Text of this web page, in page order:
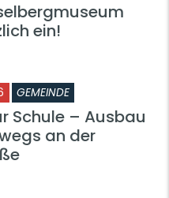
ein!
GEMEINDE
Schule – Ausbau
an der